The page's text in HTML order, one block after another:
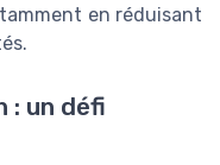
en réduisant
: un défi